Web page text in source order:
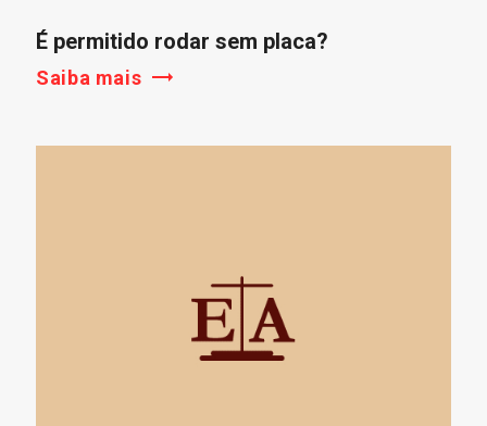
É permitido rodar sem placa?
Saiba mais